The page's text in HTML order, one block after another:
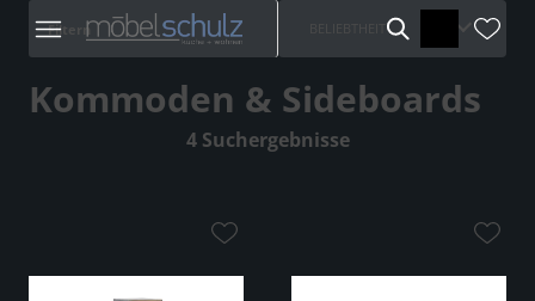
Filtern
Kommoden & Sideboards
4 Suchergebnisse